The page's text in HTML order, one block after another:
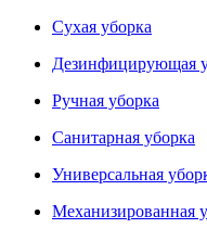
Сухая уборка
Дезинфицирующая
Ручная уборка
Санитарная уборка
Универсальная
Механизированная